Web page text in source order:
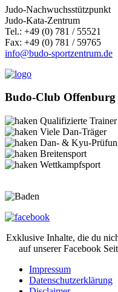
Judo-Nachwuchsstützpunkt
Judo-Kata-Zentrum
Tel.: +49 (0) 781 / 55521
Fax: +49 (0) 781 / 59765
info@budo-sportzentrum.de
Budo-Club Offenburg
Qualifizierte Trainer
Viele Dan-Träger
Dan- & Kyu-
Breitensport
Wettkampfsport
Exklusive Inhalte, die du
auf unserer Facebook
Impressum
Datenschutzerklärung